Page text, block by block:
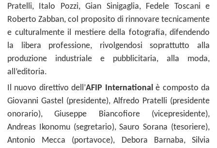
Pratelli, Italo Pozzi, Gian Sinigaglia, Fedele Toscani e
Roberto Zabban, col proposito di rinnovare tecnicamente
e culturalmente il mestiere della fotografia, difendendo
la libera professione, rivolgendosi soprattutto alla
produzione industriale e pubblicitaria, alla moda,
all’editoria.
Il nuovo direttivo dell’AFIP International è composto da
Giovanni Gastel (presidente), Alfredo Pratelli (presidente
onorario), Giuseppe Biancofiore (vicepresidente),
Andreas Ikonomu (segretario), Sauro Sorana (tesoriere),
Antonio Mecca (portavoce), Debora Barnaba, Silvia